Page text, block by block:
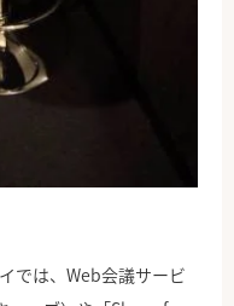
では、Web会議サービ